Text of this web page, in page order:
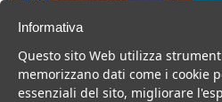
Sicilia > Patti > Marina di Patti
43 Camere
Informativa
Questo sito Web utilizza
memorizzano dati come i cookie
essenziali del sito, migliorare